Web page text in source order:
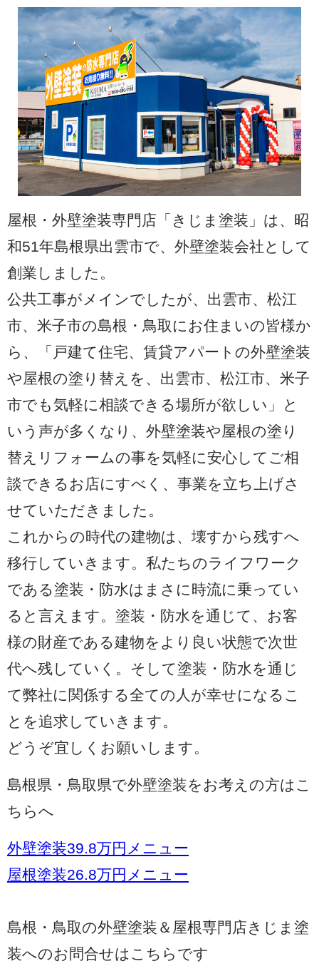
屋根・外壁塗装専門店「きじま塗装」は、昭
和51年島根県出雲市で、外壁塗装会社として
創業しました。
公共工事がメインでしたが、出雲市、松江
市、米子市の島根・鳥取にお住まいの皆様か
ら、「戸建て住宅、賃貸アパートの外壁塗装
や屋根の塗り替えを、出雲市、松江市、米子
市でも気軽に相談できる場所が欲しい」と
いう声が多くなり、外壁塗装や屋根の塗り
替えリフォームの事を気軽に安心してご相
談できるお店にすべく、事業を立ち上げさ
せていただきました。
これからの時代の建物は、壊すから残すへ
移行していきます。私たちのライフワーク
である塗装・防水はまさに時流に乗ってい
ると言えます。塗装・防水を通じて、お客
様の財産である建物をより良い状態で次世
代へ残していく。そして塗装・防水を通じ
て弊社に関係する全ての人が幸せになるこ
とを追求していきます。
どうぞ宜しくお願いします。
島根県・鳥取県で外壁塗装をお考えの方はこ
ちらへ
外壁塗装39.8万円メニュー
屋根塗装26.8万円メニュー
島根・鳥取の外壁塗装＆屋根専門店きじま塗
装へのお問合せはこちらです